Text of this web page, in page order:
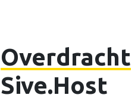
Overdracht
Sive.Host